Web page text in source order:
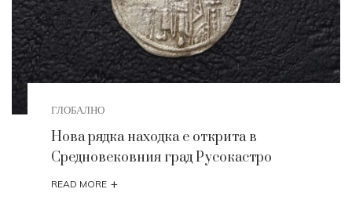
ГЛОБАЛНО
Нова рядка находка е открита в
Средновековния град Русокастро
READ MORE +